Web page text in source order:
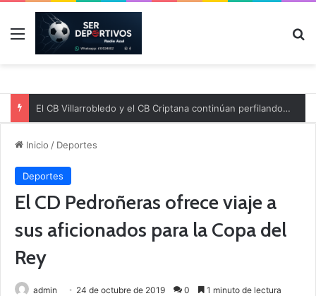
Menú
El CB Villarrobledo y el CB Criptana continúan perfilando sus plantillas
Inicio / Deportes
Deportes
El CD Pedroñeras ofrece viaje a
sus aficionados para la Copa del
Rey
admin 24 de octubre de 2019 0 1 minuto de lectura